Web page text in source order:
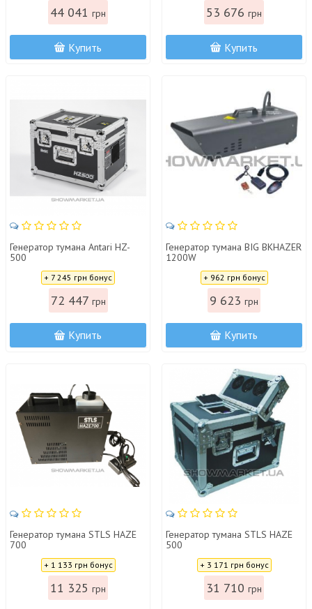
44 041 грн
Купить
53 676 грн
Купить
Генератор тумана Antari HZ-
500
+ 7 245 грн бонус
72 447 грн
Купить
Генератор тумана BIG BKHAZER
1200W
+ 962 грн бонус
9 623 грн
Купить
Генератор тумана STLS HAZE
700
+ 1 133 грн бонус
11 325 грн
Генератор тумана STLS HAZE
500
+ 3 171 грн бонус
31 710 грн